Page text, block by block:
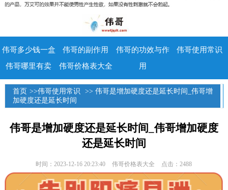
伟哥多少钱一盒 伟哥的副作用
伟哥的功效与作
用
伟哥使用常识
伟哥哪里有卖
伟哥价格表大全
首页 >>伟哥使用常识
>> 伟哥是增加硬度还是延长时间_伟哥增
加硬度还是延长时间
伟哥是增加硬度还是延长时间_伟哥增加硬度
还是延长时间
时间：2023-12-16 20:23:40 伟哥价格表大全 点击：2488